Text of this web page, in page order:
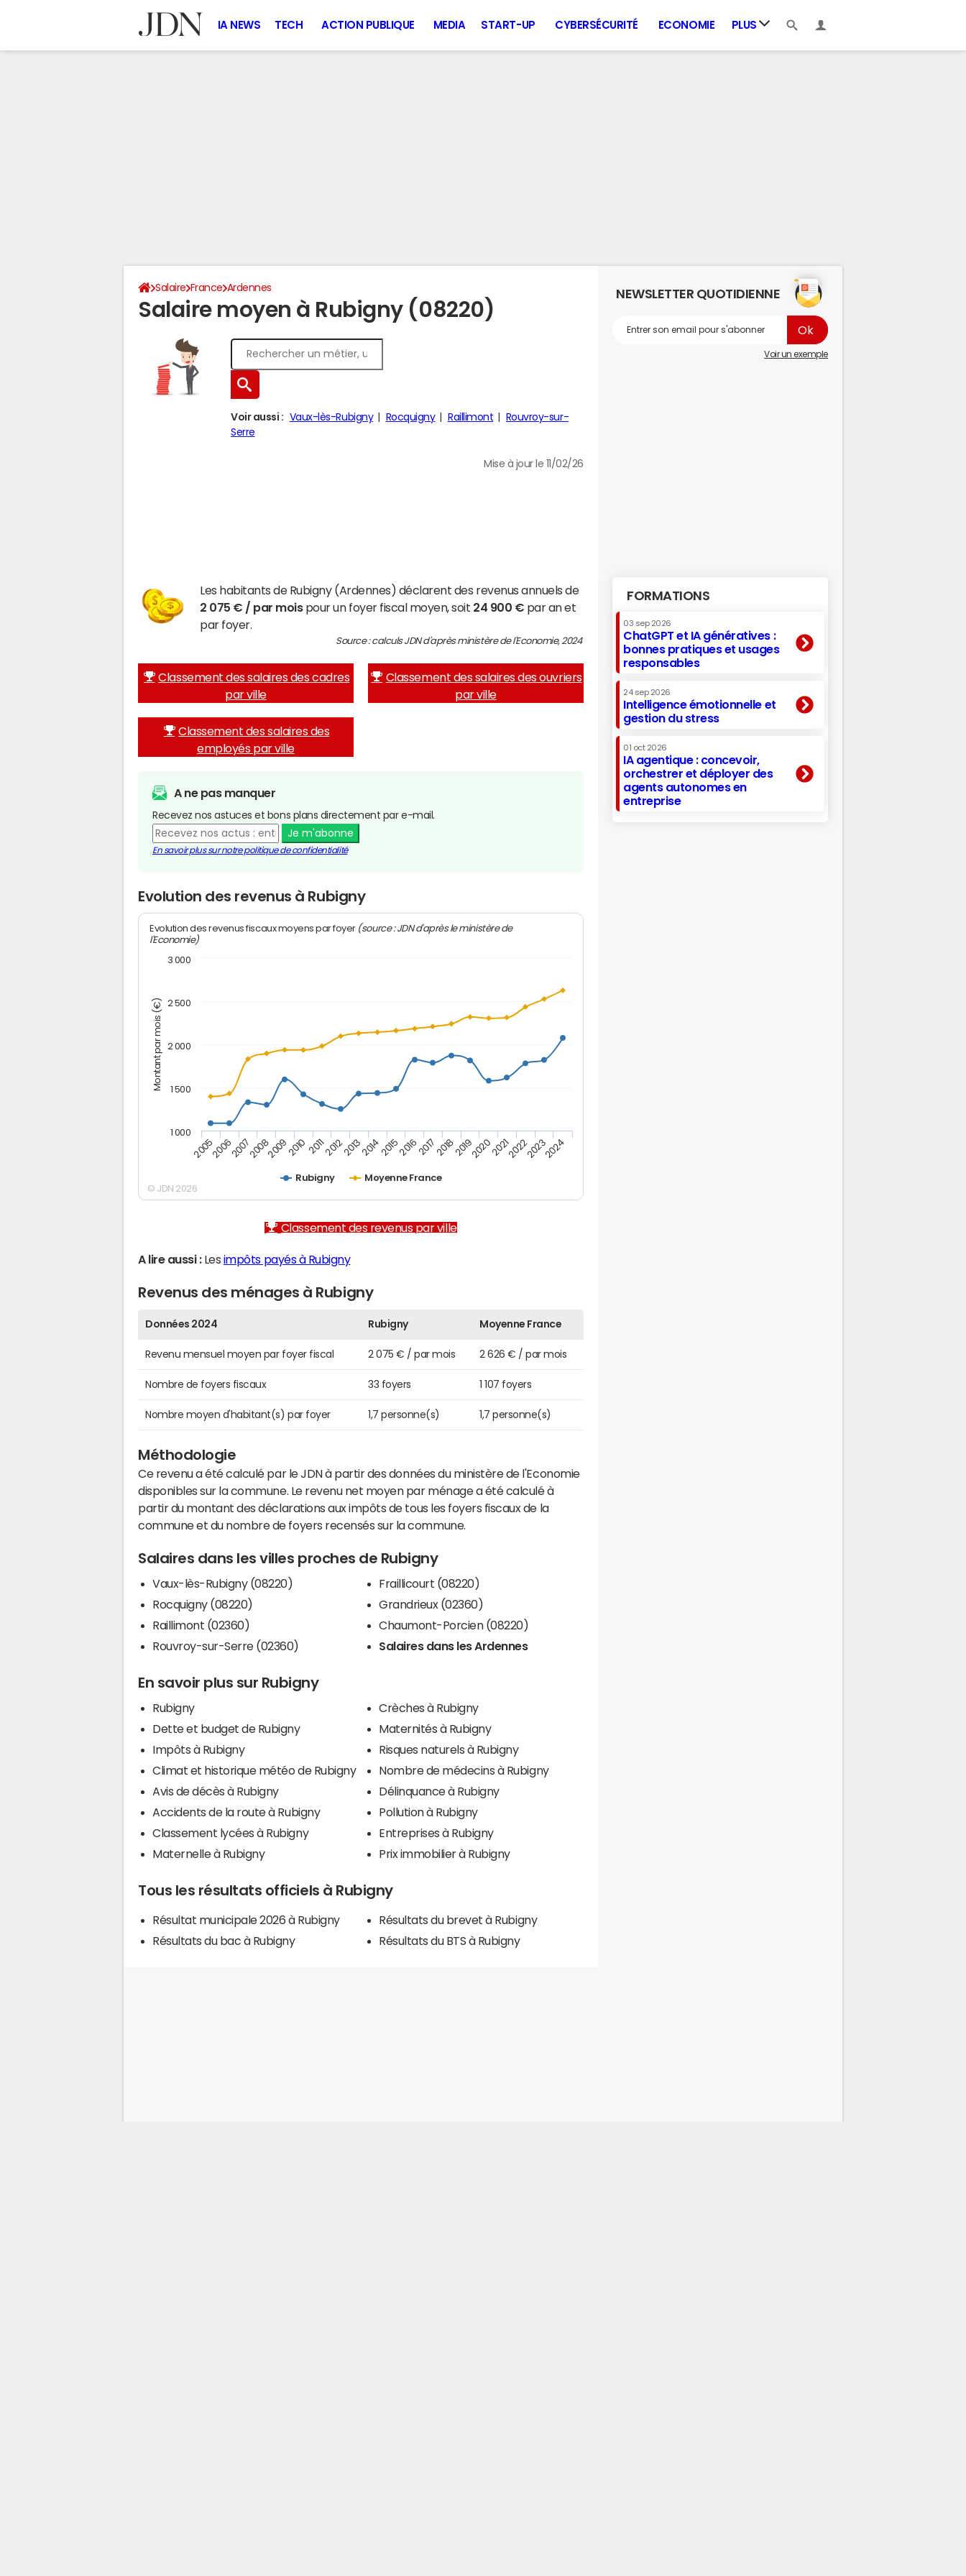
IA NEWS TECH ACTION PUBLIQUE MEDIA START-UP CYBERSÉCURITÉ ECONOMIE PLUS
Salaire France Ardennes
Salaire moyen à Rubigny (08220)
Voir aussi : Vaux-lès-Rubigny Rocquigny Raillimont
Rouvroy-sur-
Serre
Mise à jour le 11/02/26
Les habitants de Rubigny (Ardennes) déclarent des revenus annuels de
2 075 € / par moispour un foyer fiscal moyen, soit 24 900 € par an et
par foyer.
Source : calculs JDN d'après ministère de l'Economie, 2024
Classement des salaires des cadres
par ville
Classement des salaires des ouvriers
par ville
Classement des salaires des
employés par ville
A ne pas manquer
Recevez nos astuces et bons plans directement par e-mail.
Je m'abonne
En savoir plus sur notre politique de confidentialité
Evolution des revenus à Rubigny
Montant par mois (€)
Evolution des revenus fiscaux moyens par foyer (source : JDN d'après le ministère de
l'Economie)
Rubigny Moyenne France
200520062007200820092010 20112012201320142015201620172018201920202021202220232024
1 000
1 500
2 000
2 500
3 000
© JDN 2026
Classement des revenus par ville
A lire aussi :Les impôts payés à Rubigny
Revenus des ménages à Rubigny
Données 2024 Rubigny Moyenne France
Revenu mensuel moyen par foyer fiscal 2 075 € / par mois 2 626 € / par mois
Nombre de foyers fiscaux 33 foyers 1 107 foyers
Nombre moyen d'habitant(s) par foyer 1,7 personne(s) 1,7 personne(s)
Méthodologie
Ce revenu a été calculé par le JDN à partir des données du ministère de l'Economie
disponibles sur la commune. Le revenu net moyen par ménage a été calculé à
partir du montant des déclarations aux impôts de tous les foyers fiscaux de la
commune et du nombre de foyers recensés sur la commune.
Salaires dans les villes proches de Rubigny
Vaux-lès-Rubigny (08220)
Rocquigny (08220)
Raillimont (02360)
Rouvroy-sur-Serre (02360)
Fraillicourt (08220)
Grandrieux (02360)
Chaumont-Porcien (08220)
Salaires dans les Ardennes
En savoir plus sur Rubigny
Rubigny
Dette et budget de Rubigny
Impôts à Rubigny
Climat et historique météo de Rubigny
Avis de décès à Rubigny
Accidents de la route à Rubigny
Classement lycées à Rubigny
Maternelle à Rubigny
Crèches à Rubigny
Maternités à Rubigny
Risques naturels à Rubigny
Nombre de médecins à Rubigny
Délinquance à Rubigny
Pollution à Rubigny
Entreprises à Rubigny
Prix immobilier à Rubigny
Tous les résultats officiels à Rubigny
Résultat municipale 2026 à Rubigny
Résultats du bac à Rubigny
Résultats du brevet à Rubigny
Résultats du BTS à Rubigny
NEWSLETTER QUOTIDIENNE
Voir un exemple
FORMATIONS
03 sep 2026
ChatGPT et IA génératives :
bonnes pratiques et usages
responsables
24 sep 2026
Intelligence émotionnelle et
gestion du stress
01 oct 2026
IA agentique : concevoir,
orchestrer et déployer des
agents autonomes en
entreprise